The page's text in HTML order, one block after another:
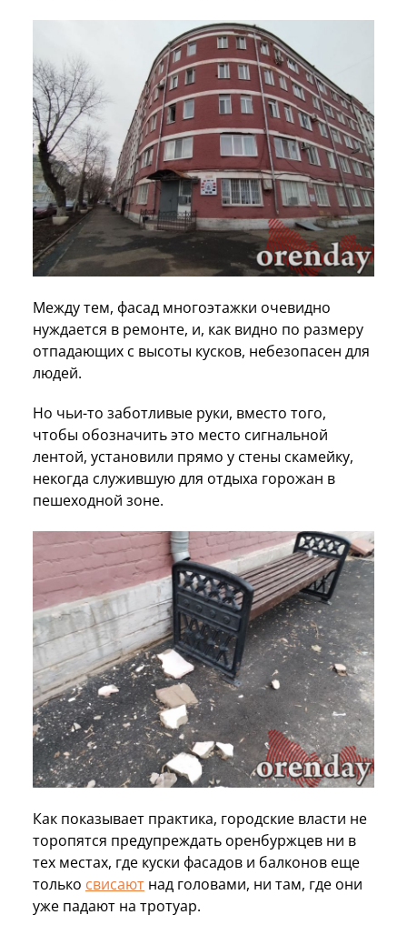
Между тем, фасад многоэтажки очевидно
нуждается в ремонте, и, как видно по размеру
отпадающих с высоты кусков, небезопасен для
людей.
Но чьи-то заботливые руки, вместо того,
чтобы обозначить это место сигнальной
лентой, установили прямо у стены скамейку,
некогда служившую для отдыха горожан в
пешеходной зоне.
Как показывает практика, городские власти не
торопятся предупреждать оренбуржцев ни в
тех местах, где куски фасадов и балконов еще
только свисают над головами, ни там, где они
уже падают на тротуар.